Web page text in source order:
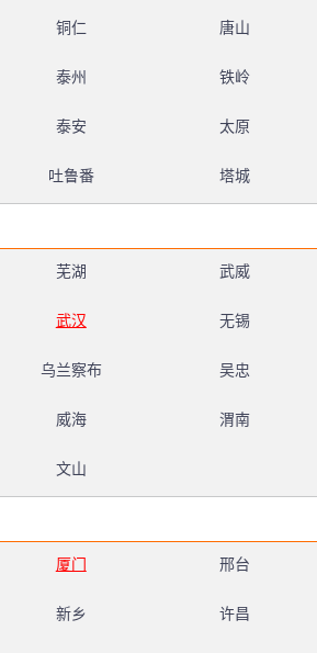
铜仁 唐山
泰州 铁岭
泰安 太原
吐鲁番 塔城
芜湖 武威
武汉 无锡
乌兰察布 吴忠
威海 渭南
文山
厦门 邢台
新乡 许昌